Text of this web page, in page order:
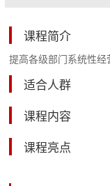
课程简介
提高各级部门系统性
适合人群
课程内容
课程亮点